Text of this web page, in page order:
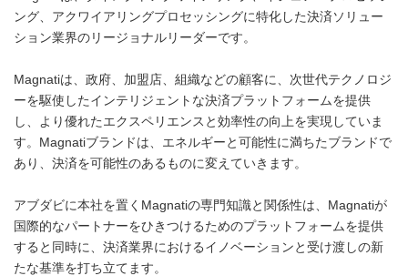
ング、アクワイアリングプロセッシングに特化した決済ソリュー
ション業界のリージョナルリーダーです。
Magnatiは、政府、加盟店、組織などの顧客に、次世代テクノロジ
ーを駆使したインテリジェントな決済プラットフォームを提供
し、より優れたエクスペリエンスと効率性の向上を実現していま
す。Magnatiブランドは、エネルギーと可能性に満ちたブランドで
あり、決済を可能性のあるものに変えていきます。
アブダビに本社を置くMagnatiの専門知識と関係性は、Magnatiが
国際的なパートナーをひきつけるためのプラットフォームを提供
すると同時に、決済業界におけるイノベーションと受け渡しの新
たな基準を打ち立てます。